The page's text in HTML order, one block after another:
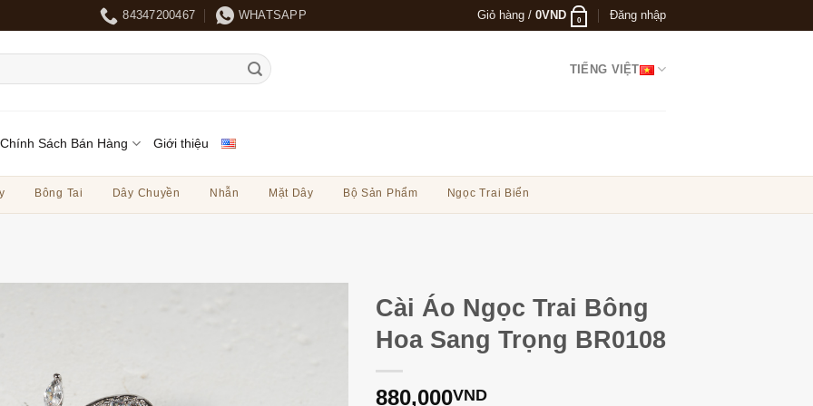
84347200467 WHATSAPP Giỏ hàng / 0VND 0 Đăng nhập
TIẾNG VIỆT
Chính Sách Bán Hàng Giới thiệu
Bông Tai Dây Chuyền Nhẫn Mặt Dây Bộ Sản Phẩm Ngọc Trai Biển
Cài Áo Ngọc Trai Bông
Hoa Sang Trọng BR0108
880,000VND